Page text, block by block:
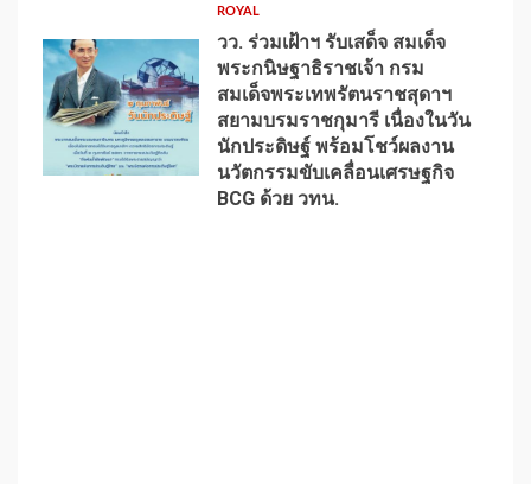
1
ROYAL
วว. ร่วมเฝ้าฯ รับเสด็จ สมเด็จ
พระกนิษฐาธิราชเจ้า กรม
สมเด็จพระเทพรัตนราชสุดาฯ
สยามบรมราชกุมารี เนื่องในวัน
นักประดิษฐ์ พร้อมโชว์ผลงาน
นวัตกรรมขับเคลื่อนเศรษฐกิจ
BCG ด้วย วทน.